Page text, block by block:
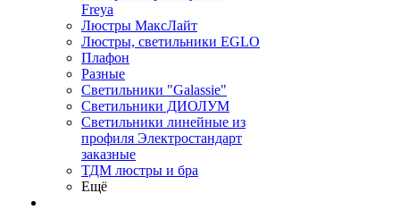
Freya
Люстры МаксЛайт
Люстры, светильники EGLO
Плафон
Разные
Светильники "Galassie"
Светильники ДИОЛУМ
Светильники линейные из
профиля Электростандарт
заказные
ТДМ люстры и бра
Ещё